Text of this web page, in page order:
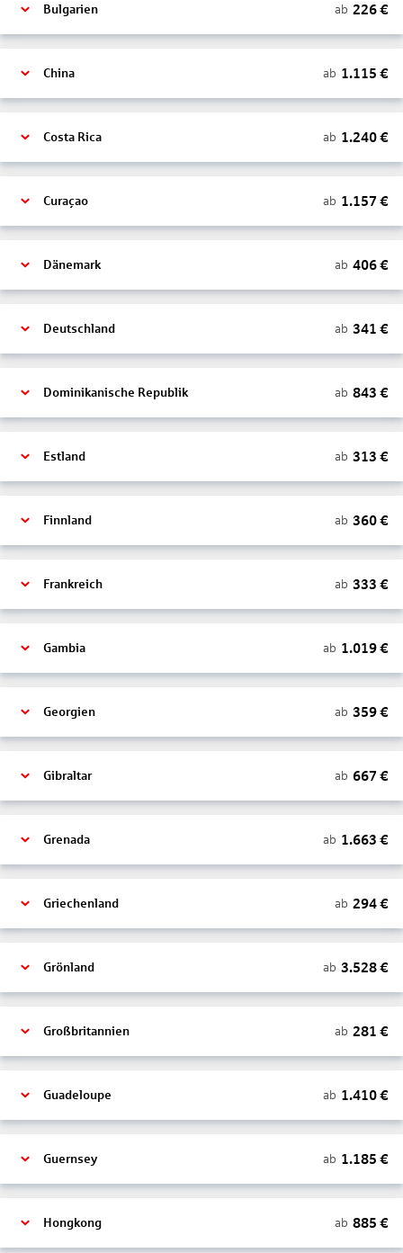
Bulgarien ab 226€
China ab 1.115 €
Costa Rica ab 1.240€
Curaçao ab 1.157 €
Dänemark ab 406€
Deutschland ab 341 €
Dominikanische Republik ab 843 €
Estland ab 313 €
Finnland ab 360€
Frankreich ab 333 €
Gambia ab 1.019€
Georgien ab 359€
Gibraltar ab 667 €
Grenada ab 1.663 €
Griechenland ab 294€
Grönland ab 3.528€
Großbritannien ab 281 €
Guadeloupe ab 1.410€
Guernsey ab 1.185 €
Hongkong ab 885 €